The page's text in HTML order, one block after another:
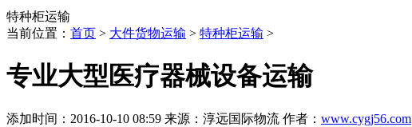
特种柜运输
当前位置： 首页 > 大件货物运输 > 特种柜运输 >
专业大型医疗器械设备运输
添加时间：2016-10-10 08:59 来源：淳远国际物流 作者： www.cygj56.com